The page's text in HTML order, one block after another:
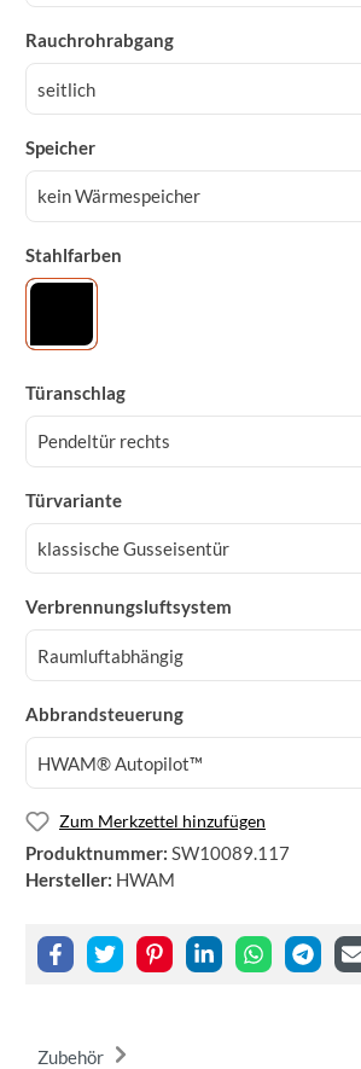
Rauchrohrabgang
Speicher
Stahlfarben
Türanschlag
Türvariante
Verbrennungsluftsystem
Abbrandsteuerung
Zum Merkzettel hinzufügen
Produktnummer: SW10089.117
Hersteller: HWAM
Zubehör